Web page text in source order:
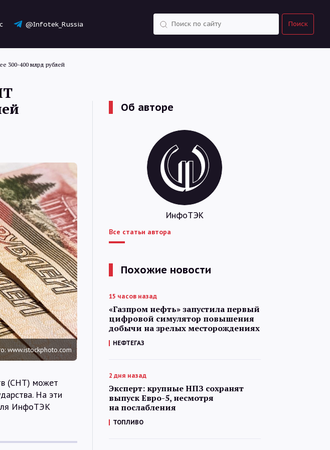
@Infotek_Russia Поиск
нас
300-400 млрд рублей
www.istockphoto.com
(СНТ) может
На эти
ИнфоТЭК
Об авторе
ИнфоТЭК
Все статьи автора
Похожие новости
15 часов назад
«Газпром нефть» запустила первый
цифровой симулятор повышения
добычи на зрелых месторождениях
НЕФТЕГАЗ
2 дня назад
Эксперт: крупные НПЗ сохранят
выпуск Евро-5, несмотря
на послабления
ТОПЛИВО